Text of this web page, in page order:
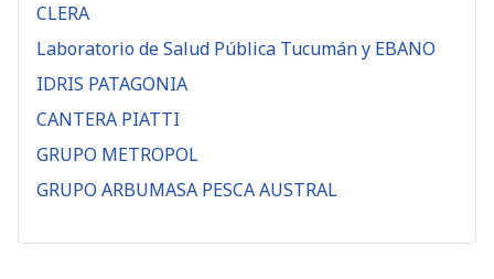
CLERA
Laboratorio de Salud Pública Tucumán y EBANO
IDRIS PATAGONIA
CANTERA PIATTI
GRUPO METROPOL
GRUPO ARBUMASA PESCA AUSTRAL